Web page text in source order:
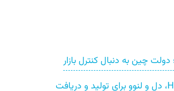
چین به دنبال کنترل بازار
هند با درخواست ۲۷ شرکت از جمله HP، دل و لنوو برای تولید و دریافت